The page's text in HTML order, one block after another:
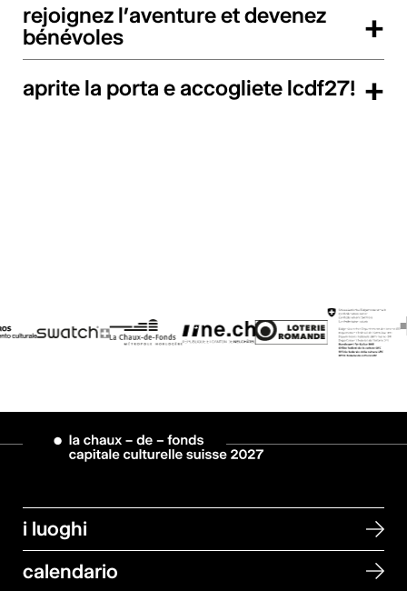
rejoignez l’aventure et devenez
bénévoles
+
aprite la porta e accogliete lcdf27! +
i luoghi
calendario